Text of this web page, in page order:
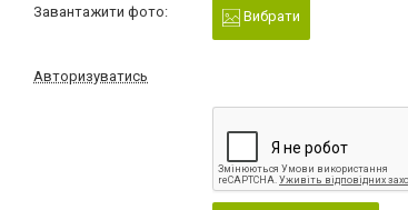
Завантажити фото: Вибрати
Авторизуватись